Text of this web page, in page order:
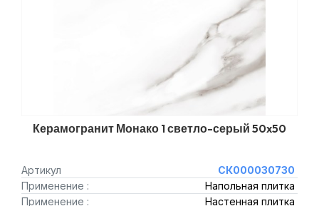
Керамогранит Монако 1 светло-серый 50x50
Артикул
СК000030730
Применение :
Напольная плитка
Применение :
Настенная плитка